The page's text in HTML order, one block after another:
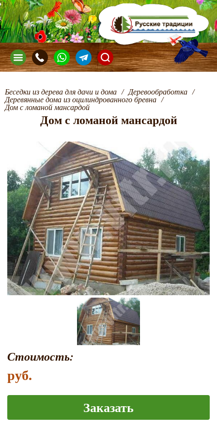
Беседки из дерева для дачи и дома / Деревообработка /
Деревянные дома из оцилиндрованного бревна /
Дом с ломаной мансардой
Дом с ломаной мансардой
Стоимость:
руб.
Заказать